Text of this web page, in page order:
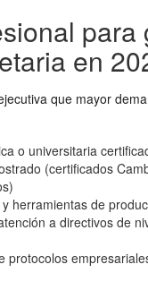
para
en
que mayor
o universitaria
(certificados
herramientas de
a directivos de
protocolos